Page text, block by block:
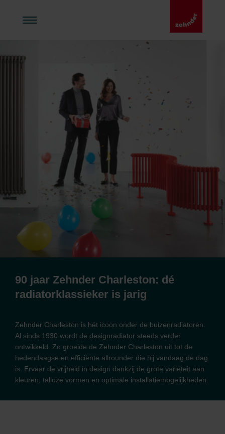
90 jaar Zehnder Charleston: dé
radiatorklassieker is jarig
Zehnder Charleston is hét icoon onder de buizenradiatoren.
Al sinds 1930 wordt de designradiator steeds verder
ontwikkeld. Zo groeide de Zehnder Charleston uit tot de
hedendaagse en efficiënte allrounder die hij vandaag de dag
is. Ervaar de vrijheid in design dankzij de grote variëteit aan
kleuren, talloze vormen en optimale installatiemogelijkheden.